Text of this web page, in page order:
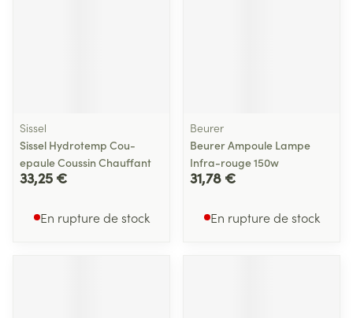
Sissel
Sissel Hydrotemp Cou-
epaule Coussin Chauffant
33,25 €
En rupture de stock
Beurer
Beurer Ampoule Lampe
Infra-rouge 150w
31,78 €
En rupture de stock